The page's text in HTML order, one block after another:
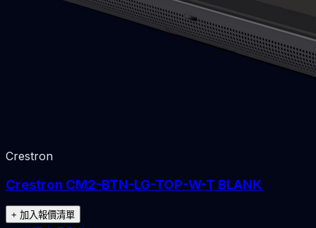
Crestron
Crestron CM2-BTN-LG-TOP-W-T BLANK
+ 加入報價清單